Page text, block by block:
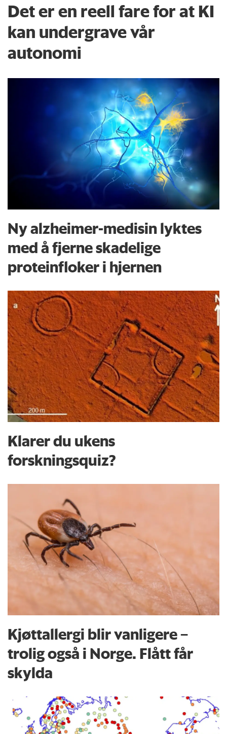
Det er en reell fare for at KI
kan undergrave vår
autonomi
Ny alzheimer-medisin lyktes
med å fjerne skadelige
proteinfloker i hjernen
Klarer du ukens
forskningsquiz?
Kjøttallergi blir vanligere –
trolig også i Norge. Flått får
skylda